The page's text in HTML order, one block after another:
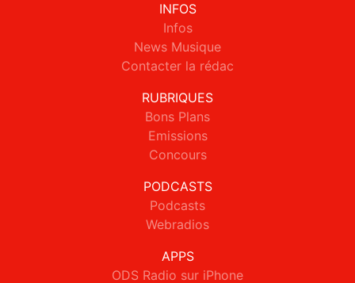
INFOS
Infos
News Musique
Contacter la rédac
RUBRIQUES
Bons Plans
Emissions
Concours
PODCASTS
Podcasts
Webradios
APPS
ODS Radio sur iPhone